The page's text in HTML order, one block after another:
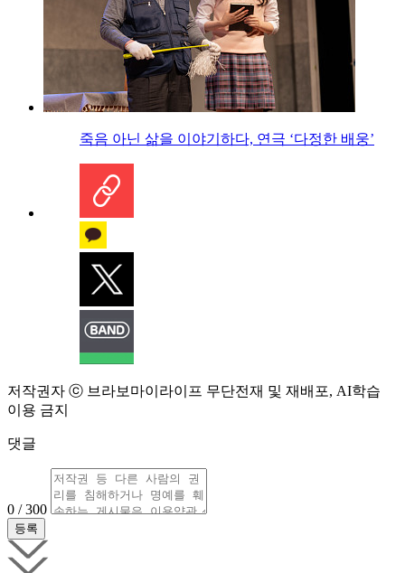
죽음 아닌 삶을 이야기하다, 연극 ‘다정한 배웅’
저작권자 ⓒ 브라보마이라이프 무단전재 및 재배포, AI학습
이용 금지
댓글
0 / 300